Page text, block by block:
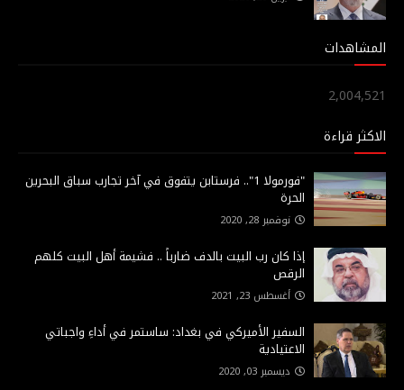
المشاهدات
2,004,521
الاكثر قراءة
"فورمولا 1".. فرستابن يتفوق في آخر تجارب سباق البحرين
الحرة
نوفمبر 28, 2020
إذا كان رب البيت بالدف ضارباً .. فشيمة أهل البيت كلهم
الرقص
أغسطس 23, 2021
السفير الأميركي في بغداد: ساستمر في أداءِ واجباتي
الاعتيادية
ديسمبر 03, 2020